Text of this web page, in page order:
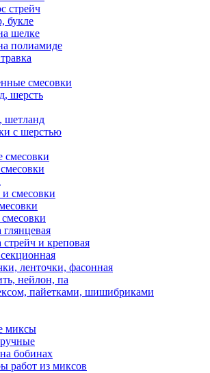
стрейч
букле
шелке
полиамиде
смесовки
шерсть
шетланд
с шерстью
смесовки
смесовки
глянцевая
стрейч и креповая
ленточки, фасонная
нейлон, па
пайетками, шишибриками
миксы
бобинах
работ из миксов